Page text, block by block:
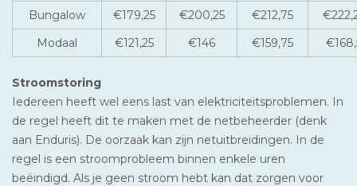
Bungalow
€179,25 €200,25 €212,75
Modaal
€121,25 €146 €159,75
Stroomstoring
Iedereen heeft wel eens last van elektriciteitsproblemen. In
de regel heeft dit te maken met de netbeheerder (denk
aan Enduris). De oorzaak kan zijn netuitbreidingen. In de
regel is een stroomprobleem binnen enkele uren
beëindigd. Als je geen stroom hebt kan dat zorgen voor